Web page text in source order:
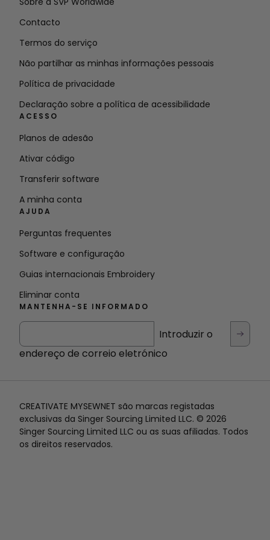
Contacto
Termos do serviço
Não partilhar as minhas informações pessoais
Política de privacidade
Declaração sobre a política de acessibilidade
ACESSO
Planos de adesão
Ativar código
Transferir software
A minha conta
AJUDA
Perguntas frequentes
Software e configuração
Guias internacionais Embroidery
Eliminar conta
MANTENHA-SE INFORMADO
Introduzir o
endereço de correio eletrónico
CREATIVATE MYSEWNET são marcas registadas
exclusivas da Singer Sourcing Limited LLC. © 2026
Singer Sourcing Limited LLC ou as suas afiliadas. Todos
os direitos reservados.